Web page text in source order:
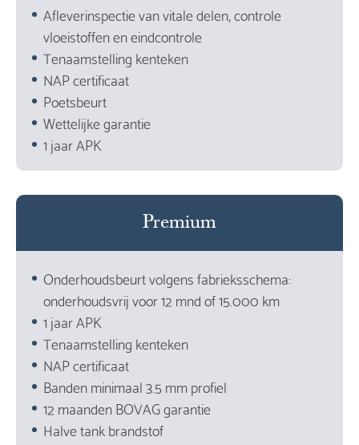
Afleverinspectie van vitale delen, controle
vloeistoffen en eindcontrole
Tenaamstelling kenteken
NAP certificaat
Poetsbeurt
Wettelijke garantie
1 jaar APK
Premium
Onderhoudsbeurt volgens fabrieksschema:
onderhoudsvrij voor 12 mnd of 15.000 km
1 jaar APK
Tenaamstelling kenteken
NAP certificaat
Banden minimaal 3.5 mm profiel
12 maanden BOVAG garantie
Halve tank brandstof